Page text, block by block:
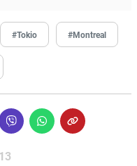
#Tokio #Montreal
13